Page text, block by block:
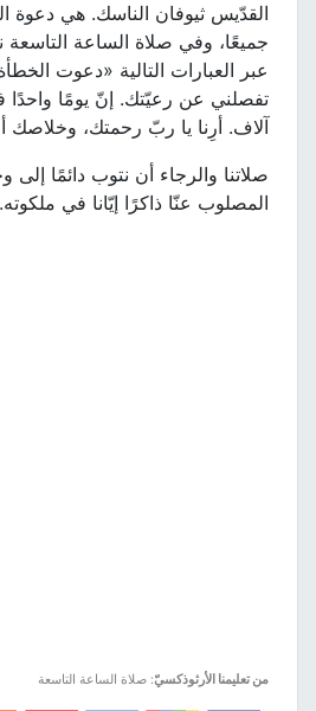
القدّيس ثيوفان الناسك. هي دعوة
جميعًا، وفي صلاة الساعة التاسعة
عبر العبارات التالية «دعوت الخطأة
تفصلني عن رعيّتك. إنّ يومًا واحدًا
آلاف. أرِنا يا ربّ رحمتك، وخلاصك
صلاتنا والرجاء أن نتوب دائمًا إلى
المصلوب عنّا ذاكرًا إيّانا في ملكوته.
من تعليمنا الأرثوذكسيّ: صلاة الساعة التاسعة